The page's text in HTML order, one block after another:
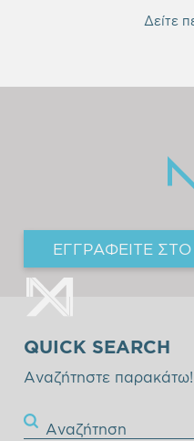
Δείτε
ΕΓΓΡΑΦΕΙΤΕ ΣΤΟ
QUICK SEARCH
Αναζήτηστε παρακάτω!
Αναζήτηση